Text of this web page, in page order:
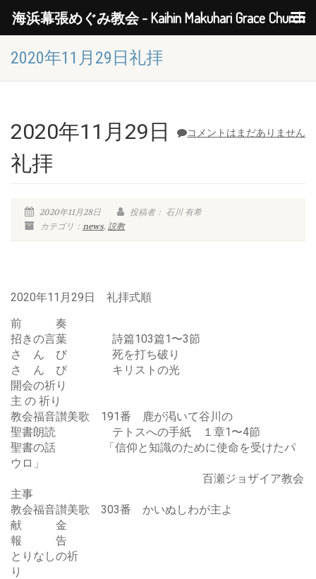
2020年11月29日礼拝
コメントはまだありません
2020年11月29日
礼拝
2020年11月28日
投稿者： 石川 有希
カテゴリ： news,説教
2020年11月29日 礼拝式順
前 奏
招きの言葉 詩篇103篇1〜3節
さ ん び 死を打ち破り
さ ん び キリストの光
開会の祈り
主 の 祈り
教会福音讃美歌 191番 鹿が渇いて谷川の
聖書朗読 テトスへの手紙 １章1〜4節
聖書の話 「信仰と知識のために使命を受けたパ
ウロ」
百瀬ジョザイア教会
主事
教会福音讃美歌 303番 かいぬしわが主よ
献 金
報 告
とりなしの祈
り
海浜幕張めぐみ教会 - Kaihin Makuhari Grace Church